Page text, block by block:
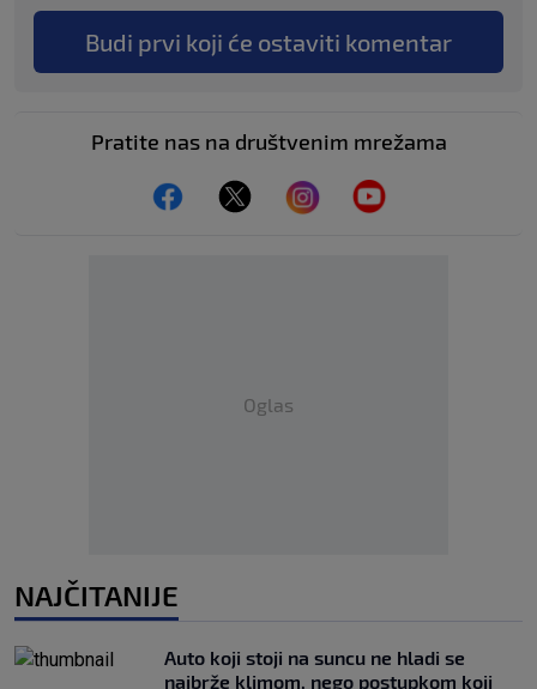
Budi prvi koji će ostaviti komentar
Pratite nas na društvenim mrežama
Oglas
NAJČITANIJE
Auto koji stoji na suncu ne hladi se
najbrže klimom, nego postupkom koji